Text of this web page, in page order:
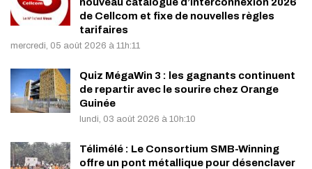
de Cellcom et fixe de nouvelles règles
tarifaires
mercredi, 05 août 2026 à 11h:11
Quiz MégaWin 3 : les gagnants continuent
de repartir avec le sourire chez Orange
Guinée
lundi, 03 août 2026 à 10h:10
Télimélé : Le Consortium SMB-Winning
offre un pont métallique pour désenclaver